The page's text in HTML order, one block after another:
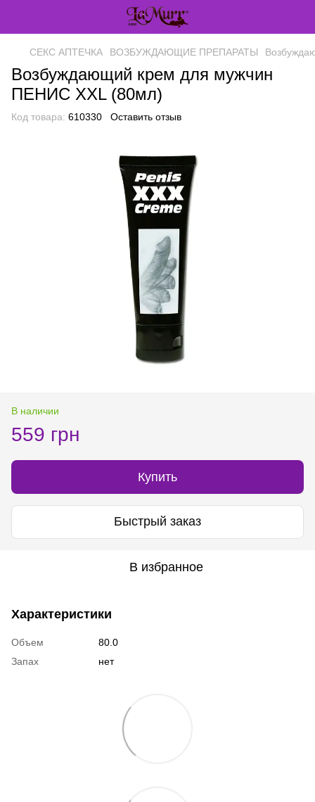
СЕКС АПТЕЧКА ВОЗБУЖДАЮЩИЕ ПРЕПАРАТЫ
Возбуждающий крем для мужчин
ПЕНИС XXL (80мл)
Код товара: 610330 Оставить отзыв
В наличии
559 грн
Купить
Быстрый заказ
В избранное
Характеристики
Объем
80.0
Запах
нет